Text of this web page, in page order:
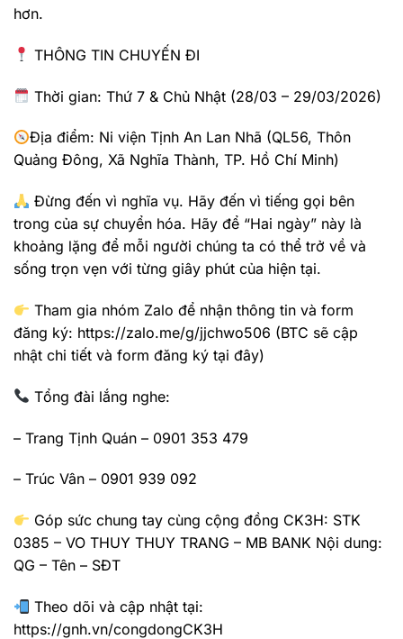
hơn.
THÔNG TIN CHUYẾN ĐI
Thời gian: Thứ 7 & Chủ Nhật (28/03 – 29/03/2026)
Địa điểm: Ni viện Tịnh An Lan Nhã (QL56, Thôn
Quảng Đông, Xã Nghĩa Thành, TP. Hồ Chí Minh)
Đừng đến vì nghĩa vụ. Hãy đến vì tiếng gọi bên
trong của sự chuyển hóa. Hãy để “Hai ngày” này là
khoảng lặng để mỗi người chúng ta có thể trở về và
sống trọn vẹn với từng giây phút của hiện tại.
Tham gia nhóm Zalo để nhận thông tin và form
đăng ký: https://zalo.me/g/jjchwo506 (BTC sẽ cập
nhật chi tiết và form đăng ký tại đây)
Tổng đài lắng nghe:
– Trang Tịnh Quán – 0901 353 479
– Trúc Vân – 0901 939 092
Góp sức chung tay cùng cộng đồng CK3H: STK
0385 – VO THUY THUY TRANG – MB BANK Nội dung:
QG – Tên – SĐT
Theo dõi và cập nhật tại:
https://gnh.vn/congdongCK3H